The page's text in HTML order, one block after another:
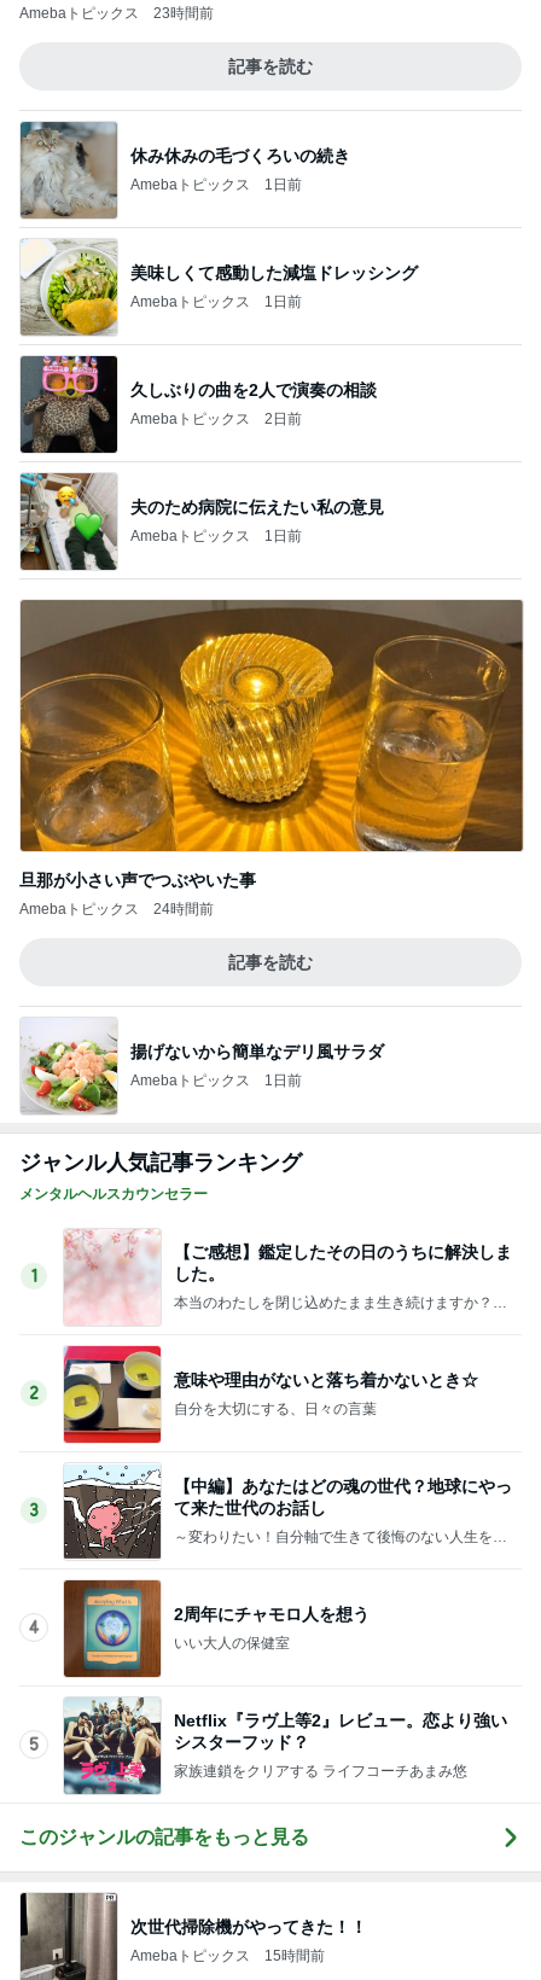
Amebaトピックス 23時間前
記事を読む
休み休みの毛づくろいの続き
Amebaトピックス 1日前
美味しくて感動した減塩ドレッシング
Amebaトピックス 1日前
久しぶりの曲を2人で演奏の相談
Amebaトピックス 2日前
夫のため病院に伝えたい私の意見
Amebaトピックス 1日前
旦那が小さい声でつぶやいた事
Amebaトピックス 24時間前
記事を読む
揚げないから簡単なデリ風サラダ
Amebaトピックス 1日前
ジャンル人気記事ランキング
メンタルヘルスカウンセラー
1
【ご感想】鑑定したその日のうちに解決しま
した。
本当のわたしを閉じ込めたまま生き続けますか？ ─
2
意味や理由がないと落ち着かないとき☆
自分を大切にする、日々の言葉
3
【中編】あなたはどの魂の世代？地球にやっ
て来た世代のお話し
～変わりたい！自分軸で生きて後悔のない人生を送
4
2周年にチャモロ人を想う
いい大人の保健室
5
Netflix『ラヴ上等2』レビュー。恋より強い
シスターフッド？
家族連鎖をクリアする ライフコーチあまみ悠
このジャンルの記事をもっと見る
次世代掃除機がやってきた！！
Amebaトピックス 15時間前